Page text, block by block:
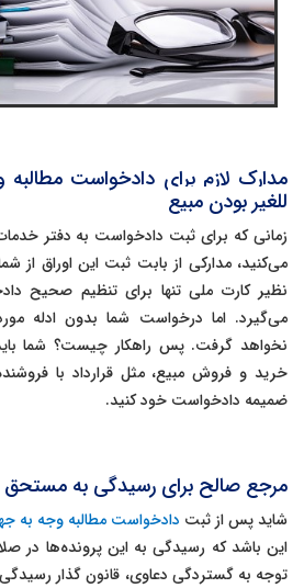
مدارک لازم برای دادخواست
للغیر بودن مبیع
زمانی که برای ثبت دادخواست به دفتر
می‌کنید، مدارکی از بابت ثبت این اوراق از
نظیر کارت ملی تنها برای تنظیم صحیح
می‌گیرد. اما درخواست شما بدون ادله
نخواهد گرفت. پس راهکار چیست؟ شما
خرید و فروش مبیع، مثل قرارداد با
ضمیمه دادخواست خود کنید.
مرجع صالح برای رسیدگی به مستحق
شاید پس از ثبت دادخواست مطالبه وجه به
این باشد که رسیدگی به این پرونده‌ها در
توجه به گستردگی دعاوی، قانون گذار